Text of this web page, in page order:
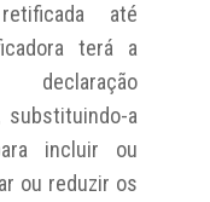
até
terá a
substituindo-a
incluir ou
ou reduzir os